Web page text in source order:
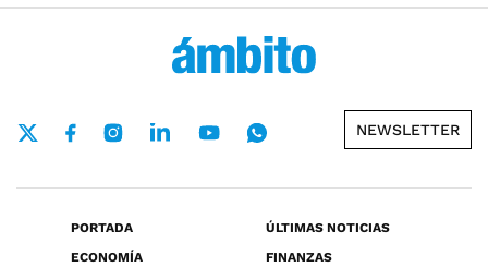
NEWSLETTER
PORTADA
ÚLTIMAS NOTICIAS
ECONOMÍA
FINANZAS